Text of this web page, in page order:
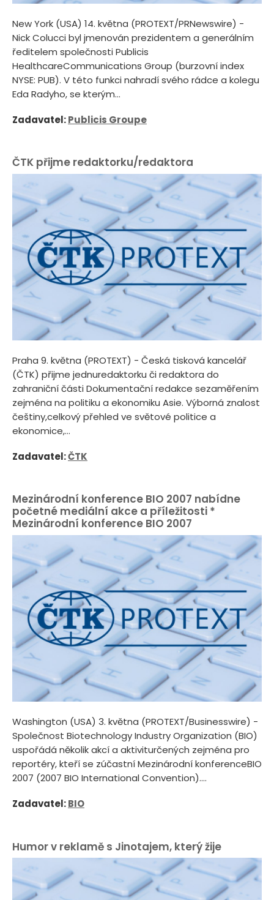
New York (USA) 14. května (PROTEXT/PRNewswire) -
Nick Colucci byl jmenován prezidentem a generálním
ředitelem společnosti Publicis
HealthcareCommunications Group (burzovní index
NYSE: PUB). V této funkci nahradí svého rádce a kolegu
Eda Radyho, se kterým...
Zadavatel:Publicis Groupe
ČTK přijme redaktorku/redaktora
Praha 9. května (PROTEXT) - Česká tisková kancelář
(ČTK) přijme jednuredaktorku či redaktora do
zahraniční části Dokumentační redakce sezaměřením
zejména na politiku a ekonomiku Asie. Výborná znalost
češtiny,celkový přehled ve světové politice a
ekonomice,...
Zadavatel:ČTK
Mezinárodní konference BIO 2007 nabídne
početné mediální akce a příležitosti *
Mezinárodní konference BIO 2007
Washington (USA) 3. května (PROTEXT/Businesswire) -
Společnost Biotechnology Industry Organization (BIO)
uspořádá několik akcí a aktiviturčených zejména pro
reportéry, kteří se zúčastní Mezinárodní konferenceBIO
2007 (2007 BIO International Convention)....
Zadavatel:BIO
Humor v reklamě s Jinotajem, který žije